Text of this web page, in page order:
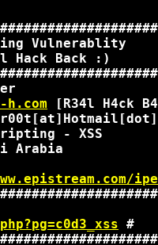
, Real Hack
Hacker
h.com [R34l H4ck
scripting -
Saudi
iPei
#